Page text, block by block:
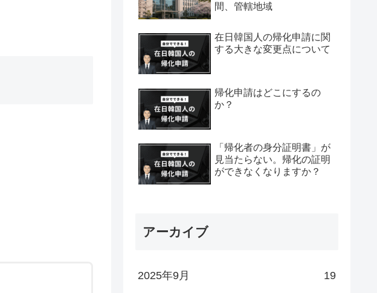
間、管轄地域
在日韓国人の帰化申請に関
する大きな変更点について
帰化申請はどこにするの
か？
「帰化者の身分証明書」が
見当たらない。帰化の証明
ができなくなりますか？
アーカイブ
2025年9月 19